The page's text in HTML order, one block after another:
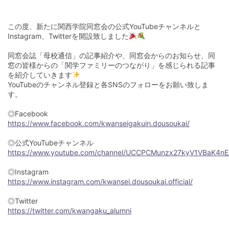
この度、新たに関西学院同窓会の公式YouTubeチャンネルと
Instagram、Twitterを開設致しました
同窓会誌「母校通信」の記事紹介や、同窓会からのお知らせ、同
窓の皆様からの「関学ファミリーのつながり」を感じられる記事
を紹介していきます
YouTubeのチャンネル登録と各SNSのフォローをお願い致しま
す。
◎Facebook
https://www.facebook.com/kwanseigakuin.dousoukai/
◎公式YouTubeチャンネル
https://www.youtube.com/channel/
◎Instagram
https://www.instagram.com/kwansei.dousoukai.official/
◎Twitter
https://twitter.com/kwangaku_alumni